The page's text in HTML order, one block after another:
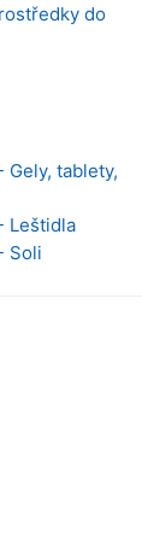
do
tablety,
Leštidla
Soli